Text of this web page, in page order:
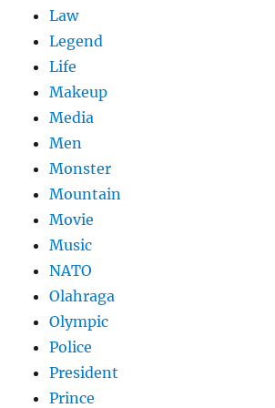
Law
Legend
Life
Makeup
Media
Men
Monster
Mountain
Movie
Music
NATO
Olahraga
Olympic
Police
President
Prince